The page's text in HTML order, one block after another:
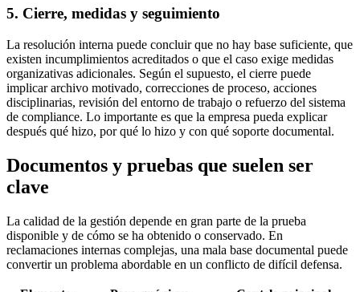
5. Cierre, medidas y seguimiento
La resolución interna puede concluir que no hay base suficiente, que
existen incumplimientos acreditados o que el caso exige medidas
organizativas adicionales. Según el supuesto, el cierre puede
implicar archivo motivado, correcciones de proceso, acciones
disciplinarias, revisión del entorno de trabajo o refuerzo del sistema
de compliance. Lo importante es que la empresa pueda explicar
después qué hizo, por qué lo hizo y con qué soporte documental.
Documentos y pruebas que suelen ser
clave
La calidad de la gestión depende en gran parte de la prueba
disponible y de cómo se ha obtenido o conservado. En
reclamaciones internas complejas, una mala base documental puede
convertir un problema abordable en un conflicto de difícil defensa.